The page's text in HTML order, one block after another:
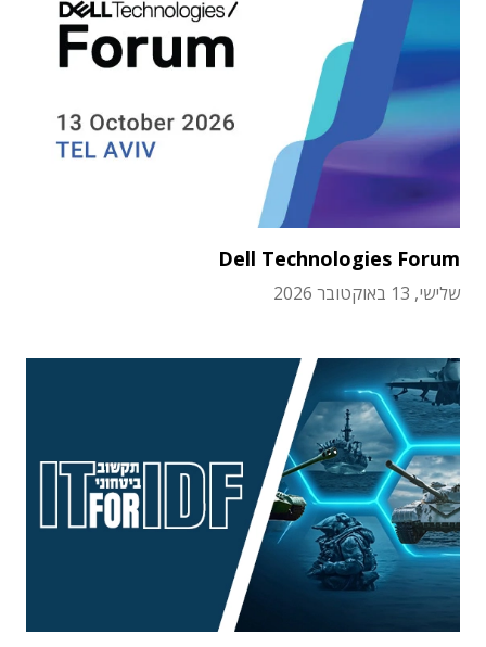
Dell Technologies Forum
שלישי, 13 באוקטובר 2026